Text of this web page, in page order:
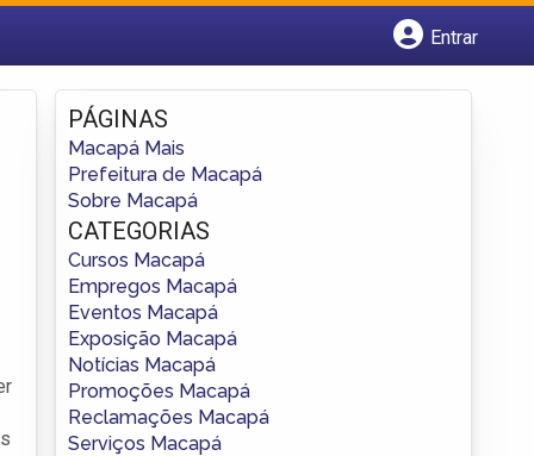
Entrar
Fazer login
Criar conta
PÁGINAS
Macapá Mais
Prefeitura de Macapá
Sobre Macapá
CATEGORIAS
Cursos Macapá
Empregos Macapá
Eventos Macapá
Exposição Macapá
Notícias Macapá
Promoções Macapá
Reclamações Macapá
Serviços Macapá